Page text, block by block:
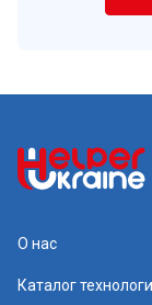
О нас
Каталог